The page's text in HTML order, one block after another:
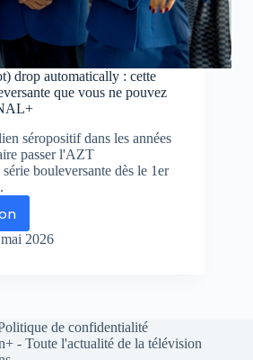
drop automatically : cette
que vous ne pouvez
séropositif dans les années
passer l'AZT
bouleversante dès le 1er
2026
de confidentialité
- Toute l'actualité de la télévision